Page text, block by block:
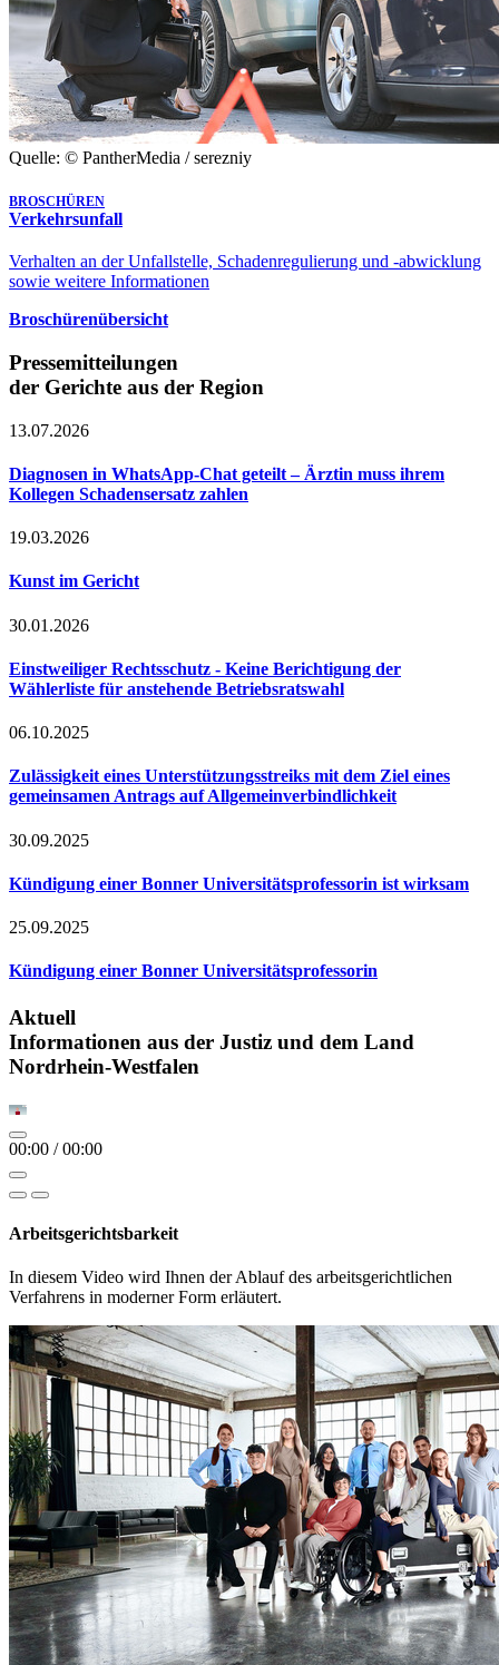
Quelle: © PantherMedia / serezniy
BROSCHÜREN
Verkehrsunfall
Verhalten an der Unfallstelle, Schadenregulierung und -abwicklung
sowie weitere Informationen
Broschürenübersicht
Pressemitteilungen
der Gerichte aus der Region
13.07.2026
Diagnosen in WhatsApp-Chat geteilt – Ärztin muss ihrem
Kollegen Schadensersatz zahlen
19.03.2026
Kunst im Gericht
30.01.2026
Einstweiliger Rechtsschutz - Keine Berichtigung der
Wählerliste für anstehende Betriebsratswahl
06.10.2025
Zulässigkeit eines Unterstützungsstreiks mit dem Ziel eines
gemeinsamen Antrags auf Allgemeinverbindlichkeit
30.09.2025
Kündigung einer Bonner Universitätsprofessorin ist wirksam
25.09.2025
Kündigung einer Bonner Universitätsprofessorin
Aktuell
Informationen aus der Justiz und dem Land
Nordrhein-Westfalen
00:00 /00:00
Arbeitsgerichtsbarkeit
In diesem Video wird Ihnen der Ablauf des arbeitsgerichtlichen
Verfahrens in moderner Form erläutert.